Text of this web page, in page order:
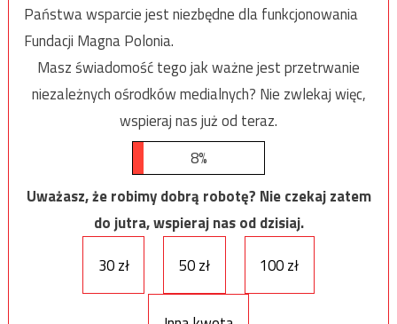
Państwa wsparcie jest niezbędne dla funkcjonowania
Fundacji Magna Polonia.
Masz świadomość tego jak ważne jest przetrwanie
niezależnych ośrodków medialnych? Nie zwlekaj więc,
wspieraj nas już od teraz.
8%
Uważasz, że robimy dobrą robotę? Nie czekaj zatem
do jutra, wspieraj nas od dzisiaj.
30 zł
50 zł 100 zł